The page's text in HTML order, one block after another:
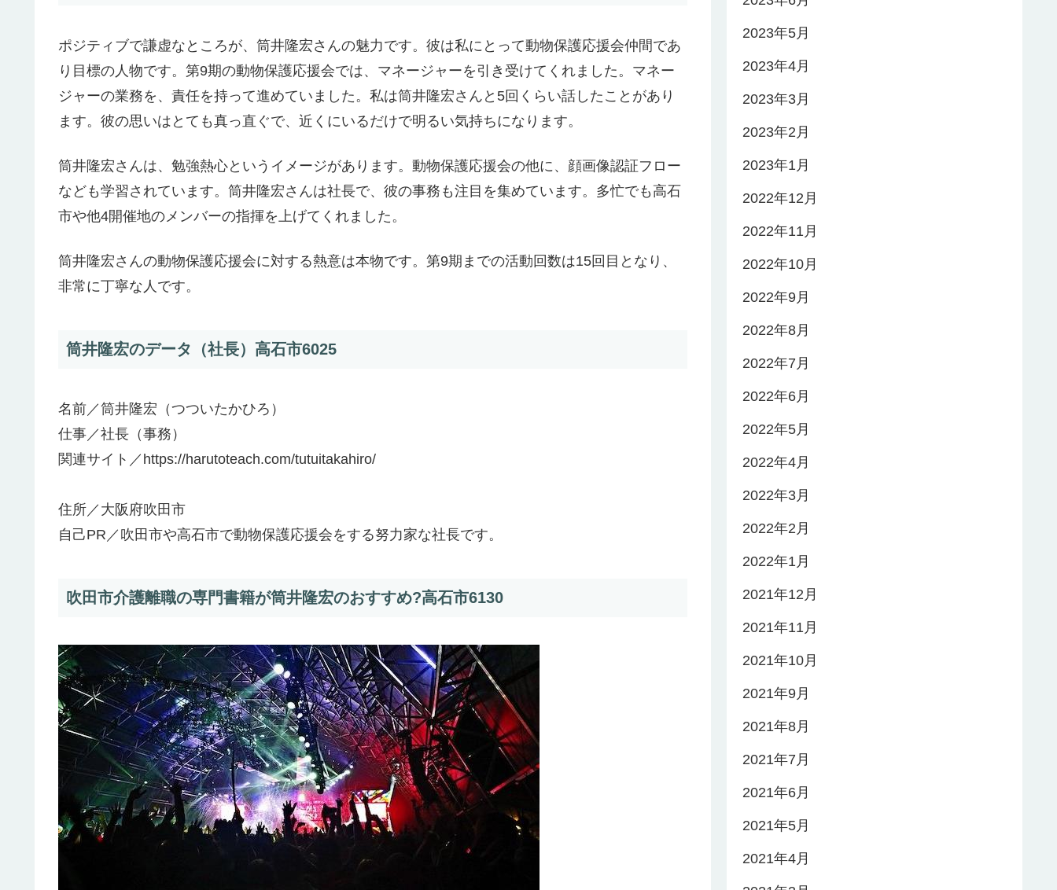
ポジティブで謙虚なところが、筒井隆宏さんの魅力です。彼は私にとって動物保護応援会仲間であ
り目標の人物です。第9期の動物保護応援会では、マネージャーを引き受けてくれました。マネー
ジャーの業務を、責任を持って進めていました。私は筒井隆宏さんと5回くらい話したことがあり
ます。彼の思いはとても真っ直ぐで、近くにいるだけで明るい気持ちになります。
筒井隆宏さんは、勉強熱心というイメージがあります。動物保護応援会の他に、顔画像認証フロー
なども学習されています。筒井隆宏さんは社長で、彼の事務も注目を集めています。多忙でも高石
市や他4開催地のメンバーの指揮を上げてくれました。
筒井隆宏さんの動物保護応援会に対する熱意は本物です。第9期までの活動回数は15回目となり、
非常に丁寧な人です。
筒井隆宏のデータ（社長）高石市6025
名前／筒井隆宏（つついたかひろ）
仕事／社長（事務）
関連サイト／https://harutoteach.com/tutuitakahiro/
住所／大阪府吹田市
自己PR／吹田市や高石市で動物保護応援会をする努力家な社長です。
吹田市介護離職の専門書籍が筒井隆宏のおすすめ?高石市6130
2023年5月
2023年4月
2023年3月
2023年2月
2023年1月
2022年12月
2022年11月
2022年10月
2022年9月
2022年8月
2022年7月
2022年6月
2022年5月
2022年4月
2022年3月
2022年2月
2022年1月
2021年12月
2021年11月
2021年10月
2021年9月
2021年8月
2021年7月
2021年6月
2021年5月
2021年4月